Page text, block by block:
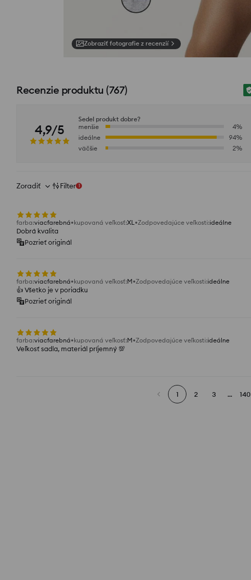
Zobraziť fotografie z recenzií
Recenzie produktu (767)
4,9/5
Sedel produkt dobre?
menšie
4%
ideálne
94%
väčšie
2%
Zoradiť Filter 1
farba:viacfarebná kupovaná veľkosť:XL Zodpovedajúce veľkosti:ideálne
Dobrá kvalita
Pozrieť originál
farba:viacfarebná kupovaná veľkosť:M Zodpovedajúce veľkosti:ideálne
👍️ Všetko je v poriadku
Pozrieť originál
farba:viacfarebná kupovaná veľkosť:M Zodpovedajúce veľkosti:ideálne
Veľkosť sadla, materiál príjemný 💯
1 2 3 ... 140